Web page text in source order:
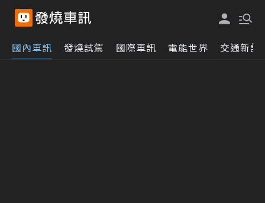
國內車訊 發燒試駕 國際車訊 電能世界 交通新訊